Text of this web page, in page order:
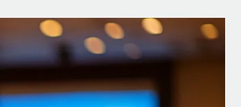
MIĘDZYNARODOWYM
WYRÓŻNIENIEM